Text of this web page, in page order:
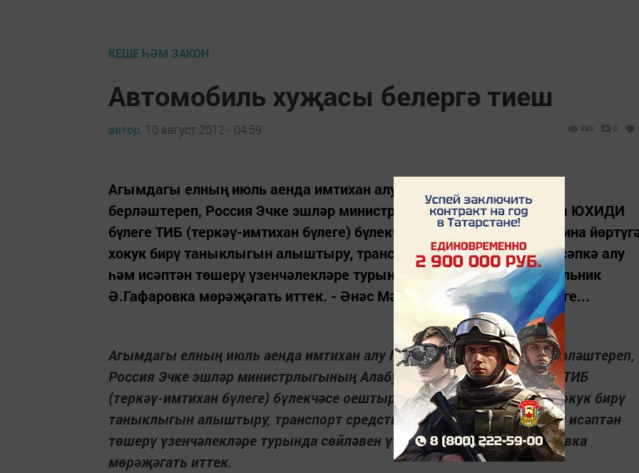
КЕШЕ ҺӘМ ЗАКОН
Автомобиль хуҗасы белергә тиеш
автор, 10 август 2012 - 04:59 980 0
Агымдагы елның июль аенда имтихан алу һәм теркәү бүлекләрен
берләштереп, Россия Эчке эшләр министрлыгының Алабуга буенча ЮХИДИ
бүлеге ТИБ (теркәү-имтихан бүлеге) бүлекчәсе оештырылды. Машина
хокук бирү таныклыгын алыштыру, транспорт средствосын (ТС) исәпкә алу
һәм исәптән төшерү үзенчәлекләре турында сөйләвен үтенеп начальник
Ә.Гафаровка мөрәҗәгать иттек. - Әнәс Мәснәвиевич, ТИБ эшчәнлеге...
Агымдагы елның июль аенда имтихан алу һәм теркәү бүлекләрен берләштереп,
Россия Эчке эшләр министрлыгының Алабуга буенча ЮХИДИ бүлеге ТИБ
(теркәү-имтихан бүлеге) бүлекчәсе оештырылды. Машина йөртүгә хокук бирү
таныклыгын алыштыру, транспорт средствосын (ТС) исәпкә алу һәм исәптән
төшерү үзенчәлекләре турында сөйләвен үтенеп начальник Ә.Гафаровка
мөрәҗәгать иттек.